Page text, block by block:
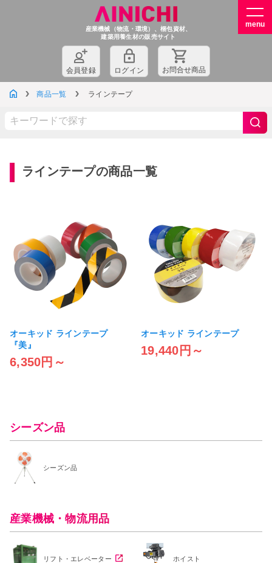
産業機械（物流・環境）、梱包資材、
建築用養生材の販売サイト
会員登録 ログイン お問合せ商品
商品一覧 ラインテープ
ラインテープの商品一覧
オーキッド ラインテープ
『美』
6,350円～
オーキッド ラインテープ
19,440円～
シーズン品
シーズン品
産業機械・物流用品
リフト・エレベーター ホイスト